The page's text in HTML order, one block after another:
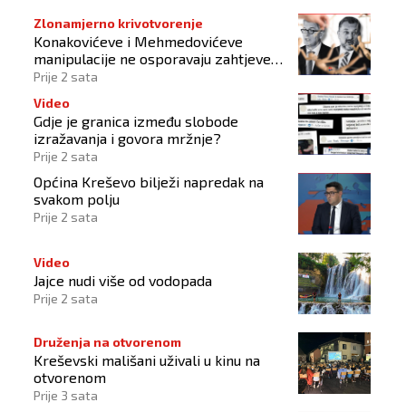
Zlonamjerno krivotvorenje
Konakovićeve i Mehmedovićeve
manipulacije ne osporavaju zahtjeve
Hrvata
Prije 2 sata
Video
Gdje je granica između slobode
izražavanja i govora mržnje?
Prije 2 sata
Općina Kreševo bilježi napredak na
svakom polju
Prije 2 sata
Video
Jajce nudi više od vodopada
Prije 2 sata
Druženja na otvorenom
Kreševski mališani uživali u kinu na
otvorenom
Prije 3 sata